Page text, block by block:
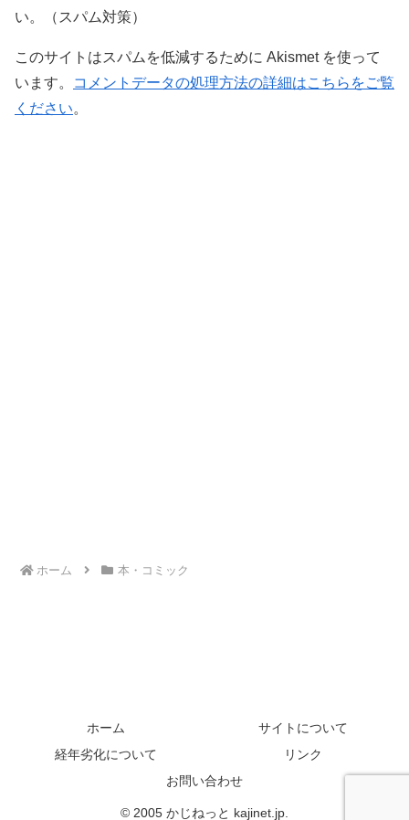
い。（スパム対策）
このサイトはスパムを低減するために Akismet を使って
います。
コメントデータの処理方法の詳細はこちらをご覧
ください。
ホーム 本・コミック
ホーム
サイトについて
経年劣化について
リンク
お問い合わせ
© 2005 かじねっと kajinet.jp.